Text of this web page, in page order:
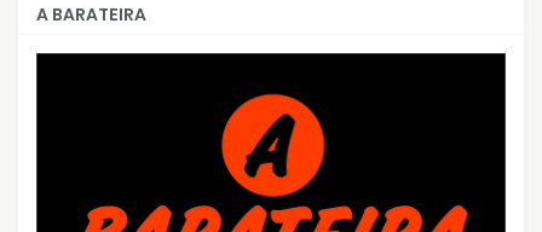
A BARATEIRA